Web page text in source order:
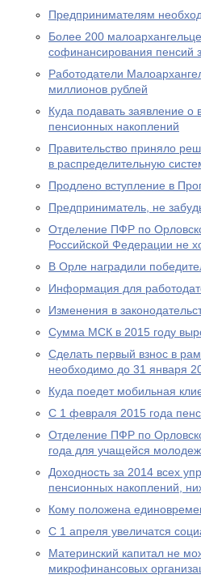
Предпринимателям
Более 200
софинансирования пенсий
Работодатели
миллионов рублей
Куда подавать заявление
пенсионных накоплений
Правительство приняло
в распределительную
Продлено вступление в
Предприниматель, не
Отделение ПФР по
Российской Федерации не
В Орле наградили
Информация для
Изменения в
Сумма МСК в 2015 году
Сделать первый взнос в
необходимо до 31 января
Куда поедет мобильная
С 1 февраля 2015 года
Отделение ПФР по
года для учащейся
Доходность за 2014 всех
пенсионных накоплений,
Кому положена
С 1 апреля увеличатся
Материнский капитал не
микрофинансовых